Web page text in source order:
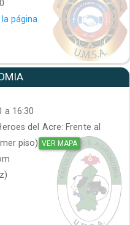
página
a 16:30
del Acre: Frente al
piso) VER MAPA